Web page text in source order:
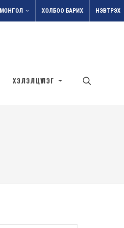
МОНГОЛ ХОЛБОО БАРИХ НЭВТРЭХ
ХЭЛЭЛЦҮҮЛЭГ